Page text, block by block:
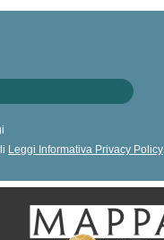
Leggi Informativa Privacy Policy